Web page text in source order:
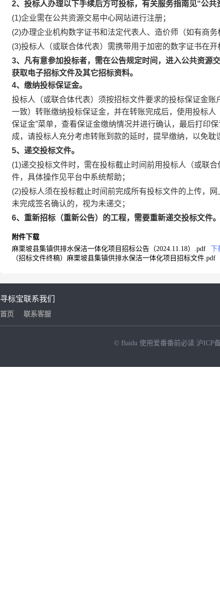
2、投标人办理以下手续后方可投标，有关服务指南见“公共
(1)企业需在公共资源交易中心网站进行注册；
(2)办理企业机构数字证书和法定代表人、造价师（如有商
(3)投标人（或联合体代表）需携带用于加密的数字证书在
3、凡有意参加投标者，需在公告规定时间，进入公共资源
获取电子招标文件及其它招标资料。
4、缴纳投标保证金。
投标人（或联合体代表）须按招标文件要求的投标保证金
一致）转账缴纳投标保证金，并在转账完成后，使用投标
保证金”菜单，查看保证金缴纳情况并进行确认，最后打印
成，请投标人充分考虑转账到款的延时，提早缴纳，以免耽
5、递交投标文件。
(1)递交投标文件时，需在投标截止时间前用投标人（或联
件，具体操作见平台中系统帮助；
(2)投标人须在投标截止时间前完成所有投标文件的上传，
未完成签名确认的，视为未递交；
6、重新招标（重新公告）的工程，需要重新递交投标文件。
附件下载
麻栗坡县集镇供排水保洁一体化项目招标公告（2024.11.18）.pdf
（招标文件终稿）麻栗坡县集镇供排水保洁一体化项目招标文件.pdf
寻标宝
首页
联系我们
联系客服
© Baidu 使用爱番番前必读 沪ICP